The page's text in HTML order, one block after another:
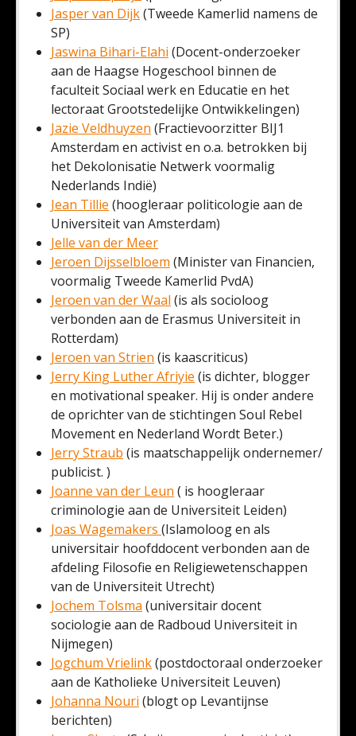
Jasper van Dijk(Tweede Kamerlid namens de
SP)
Jaswina Bihari-Elahi (Docent-onderzoeker
aan de Haagse Hogeschool binnen de
faculteit Sociaal werk en Educatie en het
lectoraat Grootstedelijke Ontwikkelingen)
Jazie Veldhuyzen (Fractievoorzitter BIJ1
Amsterdam en activist en o.a. betrokken bij
het Dekolonisatie Netwerk voormalig
Nederlands Indië)
Jean Tillie (hoogleraar politicologie aan de
Universiteit van Amsterdam)
Jelle van der Meer
Jeroen Dijsselbloem (Minister van Financien,
voormalig Tweede Kamerlid PvdA)
Jeroen van der Waal (is als socioloog
verbonden aan de Erasmus Universiteit in
Rotterdam)
Jeroen van Strien (is kaascriticus)
Jerry King Luther Afriyie (is dichter, blogger
en motivational speaker. Hij is onder andere
de oprichter van de stichtingen Soul Rebel
Movement en Nederland Wordt Beter.)
Jerry Straub (is maatschappelijk ondernemer/
publicist. )
Joanne van der Leun ( is hoogleraar
criminologie aan de Universiteit Leiden)
Joas Wagemakers (Islamoloog en als
universitair hoofddocent verbonden aan de
afdeling Filosofie en Religiewetenschappen
van de Universiteit Utrecht)
Jochem Tolsma (universitair docent
sociologie aan de Radboud Universiteit in
Nijmegen)
Jogchum Vrielink(postdoctoraal onderzoeker
aan de Katholieke Universiteit Leuven)
Johanna Nouri (blogt op Levantijnse
berichten)